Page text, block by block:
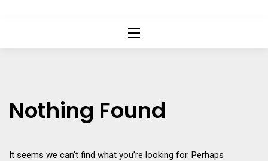
Nothing Found
It seems we can’t find what you’re looking for. Perhaps